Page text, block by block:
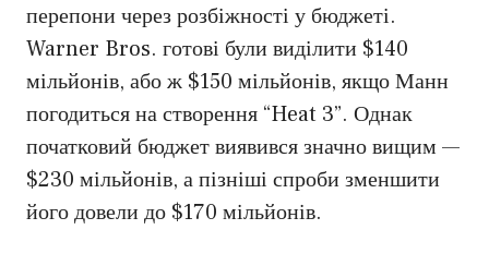
перепони через розбіжності у бюджеті.
Warner Bros. готові були виділити $140
мільйонів, або ж $150 мільйонів, якщо Манн
погодиться на створення “Heat 3”. Однак
початковий бюджет виявився значно вищим —
$230 мільйонів, а пізніші спроби зменшити
його довели до $170 мільйонів.